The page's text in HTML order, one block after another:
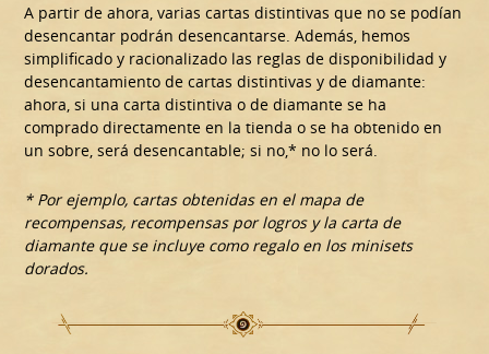
A partir de ahora, varias cartas distintivas que no se podían
desencantar podrán desencantarse. Además, hemos
simplificado y racionalizado las reglas de disponibilidad y
desencantamiento de cartas distintivas y de diamante:
ahora, si una carta distintiva o de diamante se ha
comprado directamente en la tienda o se ha obtenido en
un sobre, será desencantable; si no,* no lo será.
* Por ejemplo, cartas obtenidas en el mapa de
recompensas, recompensas por logros y la carta de
diamante que se incluye como regalo en los minisets
dorados.